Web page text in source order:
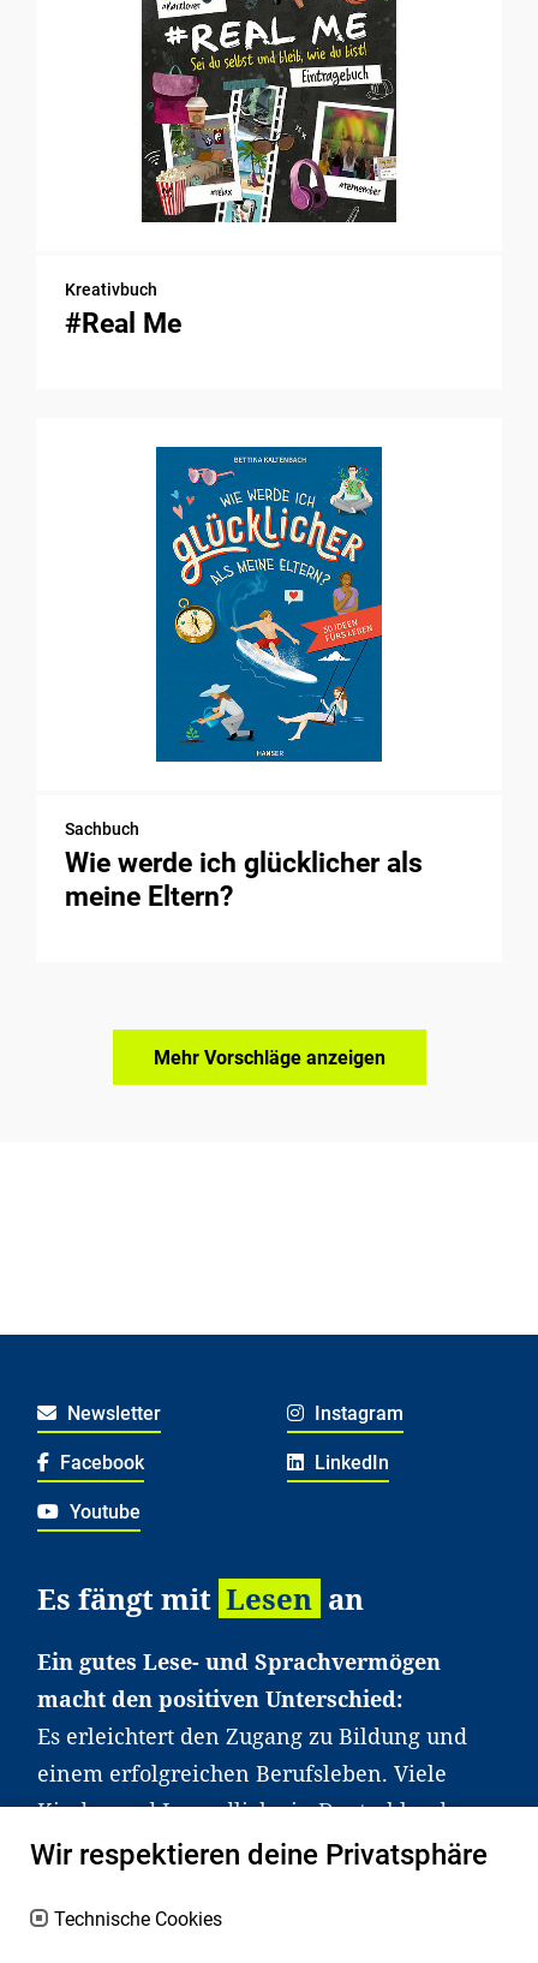
Kreativbuch
#Real Me
Sachbuch
Wie werde ich glücklicher als
meine Eltern?
Mehr Vorschläge anzeigen
Newsletter Instagram
Facebook LinkedIn
Youtube
Es fängt mit Lesen an
Ein gutes Lese- und Sprachvermögen
macht den positiven Unterschied:
Es erleichtert den Zugang zu Bildung und
einem erfolgreichen Berufsleben. Viele
Kinder und Jugendliche in Deutschland
haben aber große Schwierigkeiten dabei.
an Familien sowie an Erzieher*innen,
Wir respektieren deine Privatsphäre
Technische Cookies